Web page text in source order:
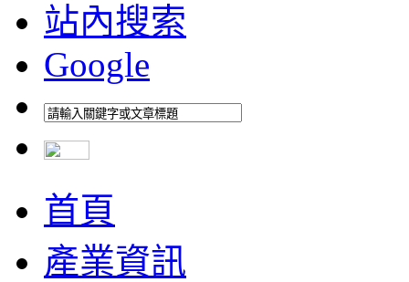
站內搜索
Google
首頁
產業資訊